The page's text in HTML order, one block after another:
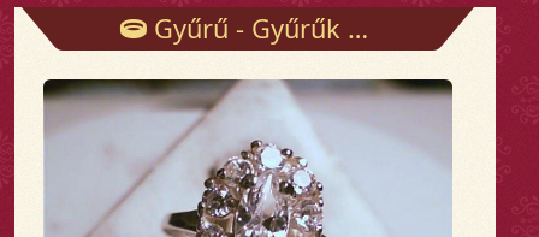
Gyűrű - Gyűrűk - Arany és ezüst ékszerek